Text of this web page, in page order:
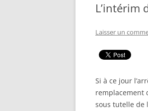
L’intérim
Laisser un
Si à ce jour
remplacement
sous tutelle de